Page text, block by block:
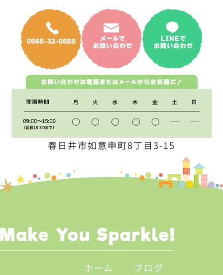
春日井市如意申町8丁目3-15
ホーム
ブログ